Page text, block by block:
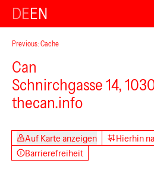
DEEN
Previous: Cache
Can
Schnirchgasse 14,
thecan.info
Auf Karte anzeigen
Hierhin
Barrierefreiheit